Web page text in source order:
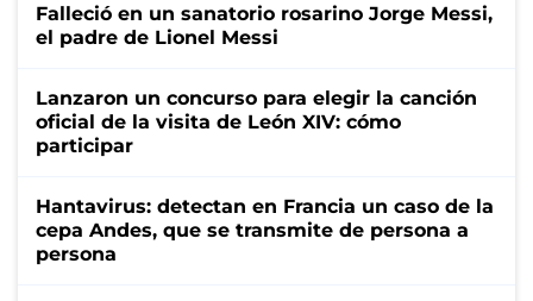
Falleció en un sanatorio rosarino Jorge Messi,
el padre de Lionel Messi
Lanzaron un concurso para elegir la canción
oficial de la visita de León XIV: cómo
participar
Hantavirus: detectan en Francia un caso de la
cepa Andes, que se transmite de persona a
persona